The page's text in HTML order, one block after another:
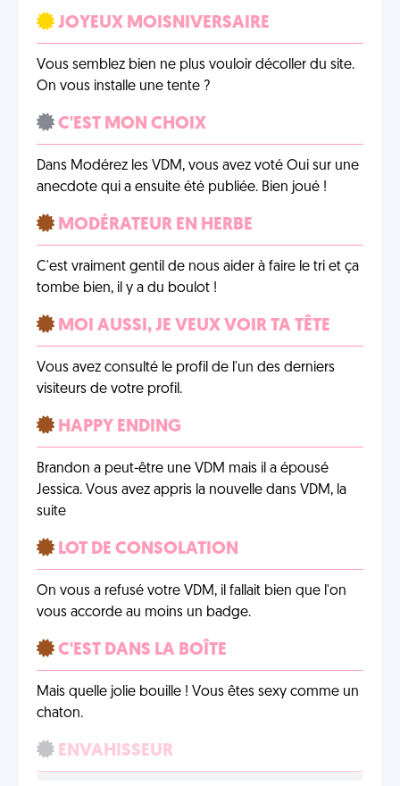
JOYEUX MOISNIVERSAIRE
Vous semblez bien ne plus vouloir décoller du site.
On vous installe une tente ?
C'EST MON CHOIX
Dans Modérez les VDM, vous avez voté Oui sur une
anecdote qui a ensuite été publiée. Bien joué !
MODÉRATEUR EN HERBE
C'est vraiment gentil de nous aider à faire le tri et ça
tombe bien, il y a du boulot !
MOI AUSSI, JE VEUX VOIR TA TÊTE
Vous avez consulté le profil de l'un des derniers
visiteurs de votre profil.
HAPPY ENDING
Brandon a peut-être une VDM mais il a épousé
Jessica. Vous avez appris la nouvelle dans VDM, la
suite
LOT DE CONSOLATION
On vous a refusé votre VDM, il fallait bien que l'on
vous accorde au moins un badge.
C'EST DANS LA BOÎTE
Mais quelle jolie bouille ! Vous êtes sexy comme un
chaton.
ENVAHISSEUR